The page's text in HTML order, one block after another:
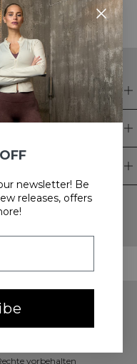
Erhalten Sie exklusive
und vieles mehr.
vorbehalten
newsletter! Be
releases, offers